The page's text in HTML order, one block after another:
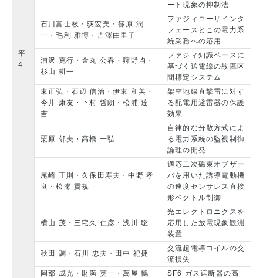
平
4
ート現象の抑制法
石川富士枝・荻宏美・篠原 潤
一・毛利 雅博・吉澤由里子
ファジィユーザインタ
フェースとこの電力系
統業務への応用
浦沢 克行・金丸 公春・狩野均・
杉山 耕一
ファジィ知識ベースに
基づく送電線の故障区
間標定システム
東正弘・石辺 信治・伊東 和美・
今井 康友・下村 哲朗・松浦 達
吉
架空地線直撃雷に対す
る配電用避雷器の保護
効果
栗原 郁夫・高橋 一弘
自律的な分散方式によ
る電力系統の監視制御
論理の開発
尾崎 正則・久保田寿夫・中野 孝
良・松瀬 貢規
適応二次磁束オブザー
バを用いた誘導電動機
の速度センサレス直接
形ベクトル制御
横山 茂・三宅久 仁彦・浅川 聡
光エレクトロニクスを
応用した放電現象観測
装置
秋田 調・石川 忠夫・田中 祀捷
交流超電導コイルの交
流損失
岡部 成光・財満 英一・萬屋 鶴
SF6 ガス遮断器の高